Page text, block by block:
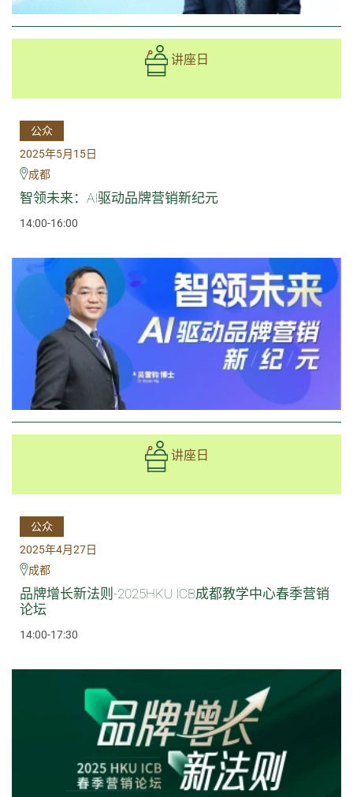
讲座日
公众
2025年5月15日
成都
智领未来：AI驱动品牌营销新纪元
14:00-16:00
讲座日
公众
2025年4月27日
成都
品牌增长新法则-2025HKU ICB成都教学中心春季营销
论坛
14:00-17:30